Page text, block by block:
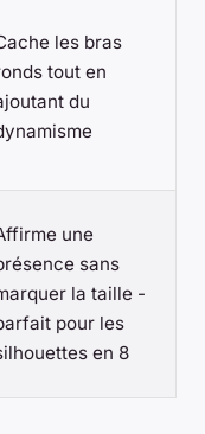
les bras
tout en
du
une
sans
la taille -
pour les
en 8